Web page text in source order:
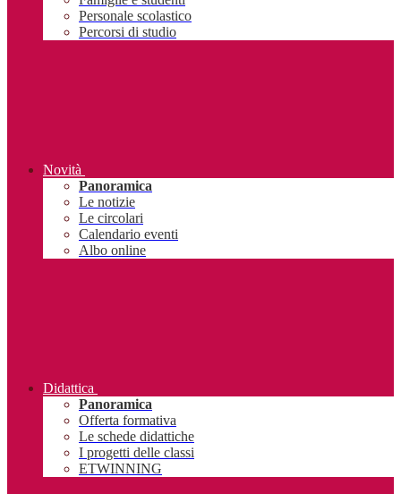
Personale scolastico
Percorsi di studio
Novità
Panoramica
Le notizie
Le circolari
Calendario eventi
Albo online
Didattica
Panoramica
Offerta formativa
Le schede didattiche
I progetti delle classi
ETWINNING